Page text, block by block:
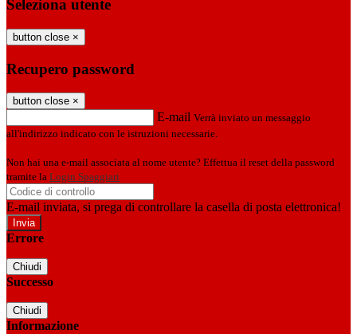
Seleziona utente
button close ×
Recupero password
button close ×
E-mail Verrà inviato un messaggio
all'indirizzo indicato con le istruzioni necessarie.
Non hai una e-mail associata al nome utente? Effettua il reset della password
tramite la Login Spaggiari
E-mail inviata, si prega di controllare la casella di posta elettronica!
Errore
Chiudi
Successo
Chiudi
Informazione